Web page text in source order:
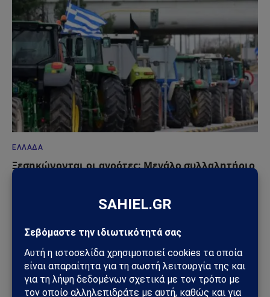
ΕΛΛΆΔΑ
Ξεσηκώνονται οι αγρότες: Μεγάλο συλλαλητήριο
στην Πάτρα και κινητοποιήσεις σε